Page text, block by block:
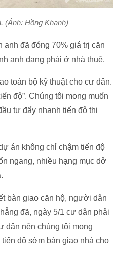
(Ảnh: Hồng Khanh)
anh đã đóng 70% giá trị căn
anh đang phải ở nhà thuê.
toàn bộ kỹ thuật cho cư dân.
độ”. Chúng tôi mong muốn
tư đẩy nhanh tiến độ thi
án không chỉ chậm tiến độ
ngang, nhiều hạng mục dở
bàn giao căn hộ, người dân
đã, ngày 5/1 cư dân phải
dân nên chúng tôi mong
độ sớm bàn giao nhà cho